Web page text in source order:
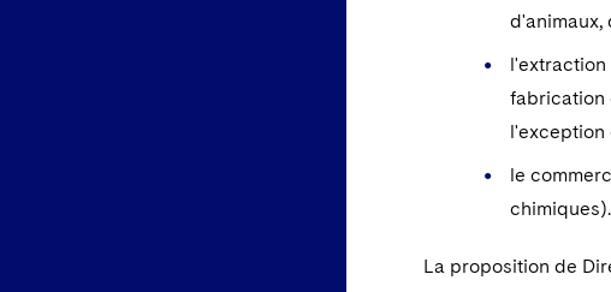
d'animaux,
l'extraction
fabrication
l'exception
le
chimiques).
La proposition de